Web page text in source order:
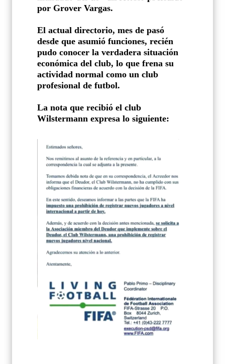
por Grover Vargas.
El actual directorio, mes de pasó
desde que asumió funciones, recién
pudo conocer la verdadera situación
económica del club, lo que frena su
actividad normal como un club
profesional de futbol.
La nota que recibió el club
Wilstermann expresa lo siguiente: